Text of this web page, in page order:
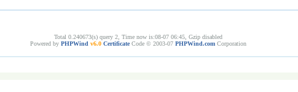
Total 0.240673(s) query 2, Time now is:08-07 06:45, Gzip disabled
Powered by PHPWind v6.0 Certificate Code © 2003-07 PHPWind.com Corporation